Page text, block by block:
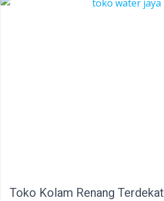
Toko Kolam Renang Terdekat